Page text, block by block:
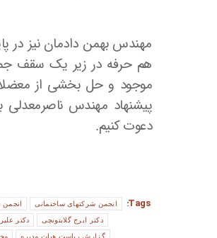
مهندس بهمن دادمان نیز در
هم حرفه در زیر یک سقف
موجود و حل بخشی از
پیشنهاد مهندس
دعوت کنیم.
Tags:
انجمن شرکتهای ساختمانی انجمن
دکتر ایرج گلابتونچی دکتر
گزارش ریاست هیات مدیره